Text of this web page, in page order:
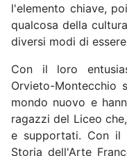
l'elemento chiave,
qualcosa della
diversi modi di
Con il loro
Orvieto-Montecchio
mondo nuovo e
ragazzi del Liceo
e supportati. Con il
Storia dell'Arte